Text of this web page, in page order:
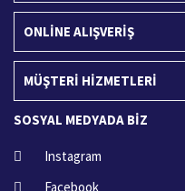
ONLİNE ALIŞVERİŞ
MÜŞTERİ HİZMETLERİ
SOSYAL MEDYADA BİZ
Instagram
Facebook